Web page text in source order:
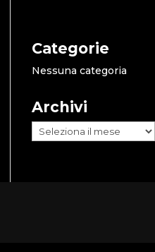
Categorie
Nessuna categoria
Archivi
Archivi